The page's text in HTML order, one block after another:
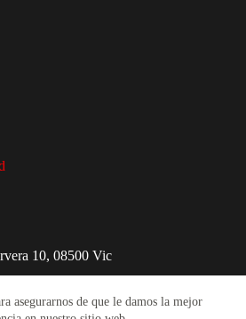
asegurarnos de que le damos la mejor
10, 08500 Vic